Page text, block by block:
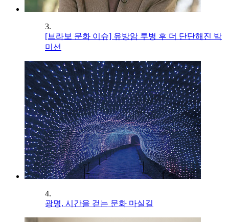
3.
[브라보 문화 이슈] 유방암 투병 후 더 단단해진 박
미선
4.
광명, 시간을 걷는 문화 마실길